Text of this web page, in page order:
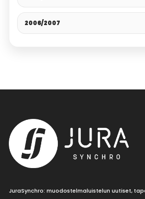
2006/2007
JuraSynchro: muodostelmaluistelun uutiset,